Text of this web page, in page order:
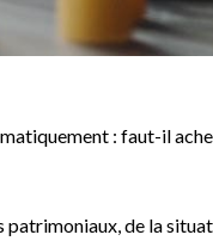
: faut-il
de la